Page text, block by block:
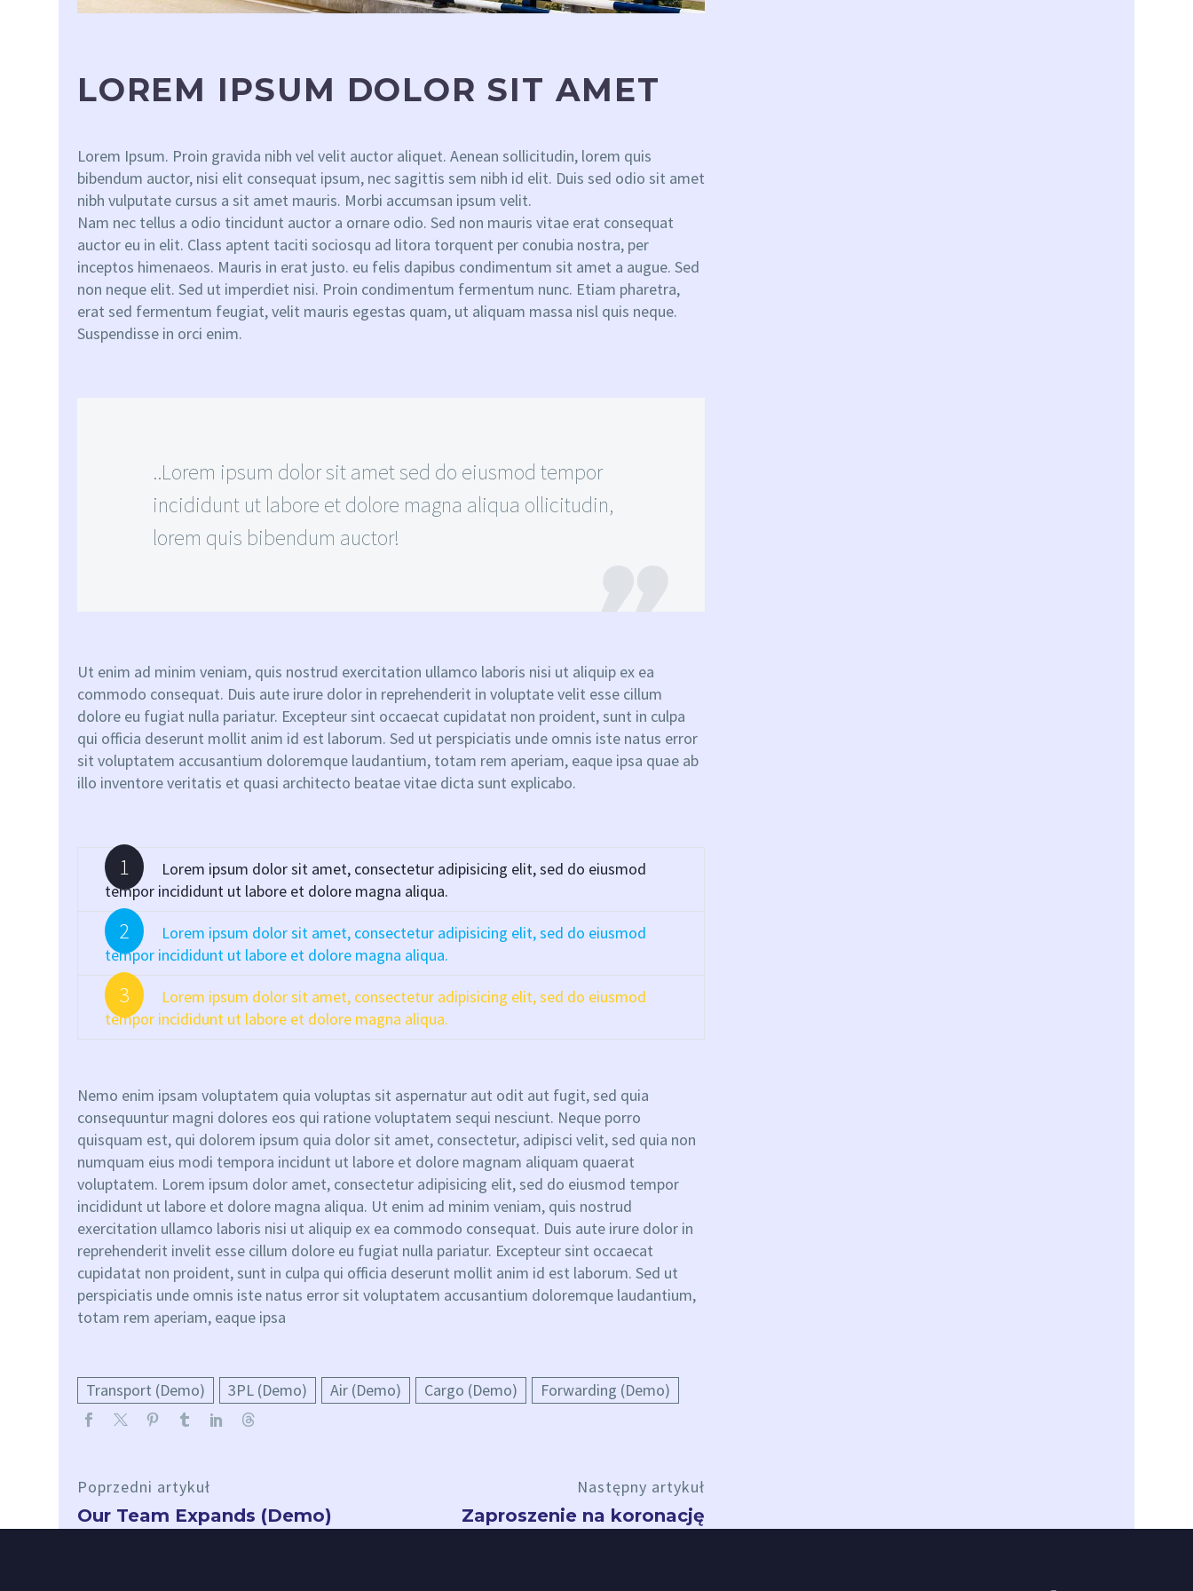
LOREM IPSUM DOLOR SIT AMET
Lorem Ipsum. Proin gravida nibh vel velit auctor aliquet. Aenean sollicitudin, lorem quis
bibendum auctor, nisi elit consequat ipsum, nec sagittis sem nibh id elit. Duis sed odio sit amet
nibh vulputate cursus a sit amet mauris. Morbi accumsan ipsum velit.
Nam nec tellus a odio tincidunt auctor a ornare odio. Sed non mauris vitae erat consequat
auctor eu in elit. Class aptent taciti sociosqu ad litora torquent per conubia nostra, per
inceptos himenaeos. Mauris in erat justo. eu felis dapibus condimentum sit amet a augue. Sed
non neque elit. Sed ut imperdiet nisi. Proin condimentum fermentum nunc. Etiam pharetra,
erat sed fermentum feugiat, velit mauris egestas quam, ut aliquam massa nisl quis neque.
Suspendisse in orci enim.
..Lorem ipsum dolor sit amet sed do eiusmod tempor
incididunt ut labore et dolore magna aliqua ollicitudin,
lorem quis bibendum auctor!
Ut enim ad minim veniam, quis nostrud exercitation ullamco laboris nisi ut aliquip ex ea
commodo consequat. Duis aute irure dolor in reprehenderit in voluptate velit esse cillum
dolore eu fugiat nulla pariatur. Excepteur sint occaecat cupidatat non proident, sunt in culpa
qui officia deserunt mollit anim id est laborum. Sed ut perspiciatis unde omnis iste natus error
sit voluptatem accusantium doloremque laudantium, totam rem aperiam, eaque ipsa quae ab
illo inventore veritatis et quasi architecto beatae vitae dicta sunt explicabo.
1
Lorem ipsum dolor sit amet, consectetur adipisicing elit, sed do eiusmod
tempor incididunt ut labore et dolore magna aliqua.
2
Lorem ipsum dolor sit amet, consectetur adipisicing elit, sed do eiusmod
tempor incididunt ut labore et dolore magna aliqua.
3
Lorem ipsum dolor sit amet, consectetur adipisicing elit, sed do eiusmod
tempor incididunt ut labore et dolore magna aliqua.
Nemo enim ipsam voluptatem quia voluptas sit aspernatur aut odit aut fugit, sed quia
consequuntur magni dolores eos qui ratione voluptatem sequi nesciunt. Neque porro
quisquam est, qui dolorem ipsum quia dolor sit amet, consectetur, adipisci velit, sed quia non
numquam eius modi tempora incidunt ut labore et dolore magnam aliquam quaerat
voluptatem. Lorem ipsum dolor amet, consectetur adipisicing elit, sed do eiusmod tempor
incididunt ut labore et dolore magna aliqua. Ut enim ad minim veniam, quis nostrud
exercitation ullamco laboris nisi ut aliquip ex ea commodo consequat. Duis aute irure dolor in
reprehenderit invelit esse cillum dolore eu fugiat nulla pariatur. Excepteur sint occaecat
cupidatat non proident, sunt in culpa qui officia deserunt mollit anim id est laborum. Sed ut
perspiciatis unde omnis iste natus error sit voluptatem accusantium doloremque laudantium,
totam rem aperiam, eaque ipsa
Transport (Demo) 3PL (Demo) Air (Demo) Cargo (Demo) Forwarding (Demo)
Poprzedni artykuł
Our Team Expands (Demo)
Następny artykuł
Zaproszenie na koronację